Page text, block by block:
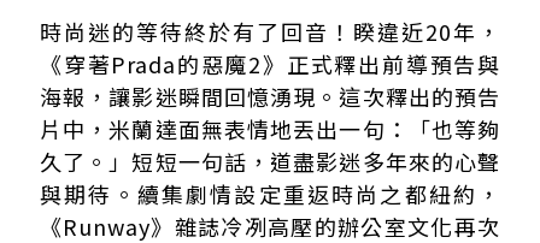
時尚迷的等待終於有了回音！睽違近20年，
《穿著Prada的惡魔2》正式釋出前導預告與
海報，讓影迷瞬間回憶湧現。這次釋出的預告
片中，米蘭達面無表情地丟出一句：「也等夠
久了。」短短一句話，道盡影迷多年來的心聲
與期待。續集劇情設定重返時尚之都紐約，
《Runway》雜誌冷冽高壓的辦公室文化再次